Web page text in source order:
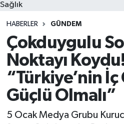
Sağlık
HABERLER GÜNDEM
Çokduygulu
Noktayı
“Türkiye’nin İç
Güçlü Olmalı”
5 Ocak Medya Grubu